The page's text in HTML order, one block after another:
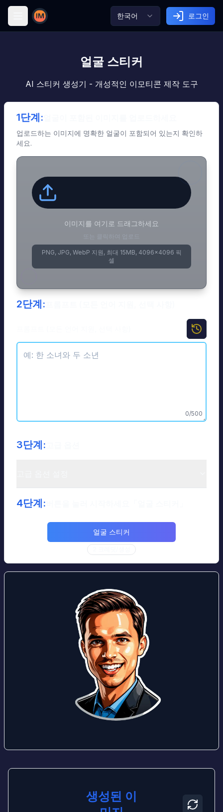
Image AI
한국어 로그인
얼굴 스티커
AI 스티커 생성기 - 개성적인 이모티콘 제작 도구
1단계:
업로드하는 이미지에 명확한 얼굴이 포함되어 있는지 확인하
세요.
이미지를 여기로 드래그하세요
또는 클릭하여 업로드
PNG, JPG, WebP 지원, 최대 15MB, 4096×4096 픽
셀
2단계:
0/500
3단계:
4단계:
얼굴 스티커
생성된 이